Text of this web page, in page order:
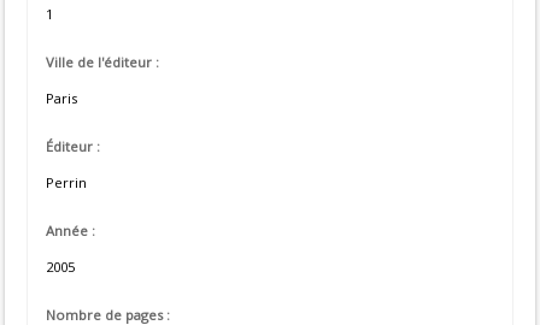
1
Ville de l'éditeur :
Paris
Éditeur :
Perrin
Année :
2005
Nombre de pages :